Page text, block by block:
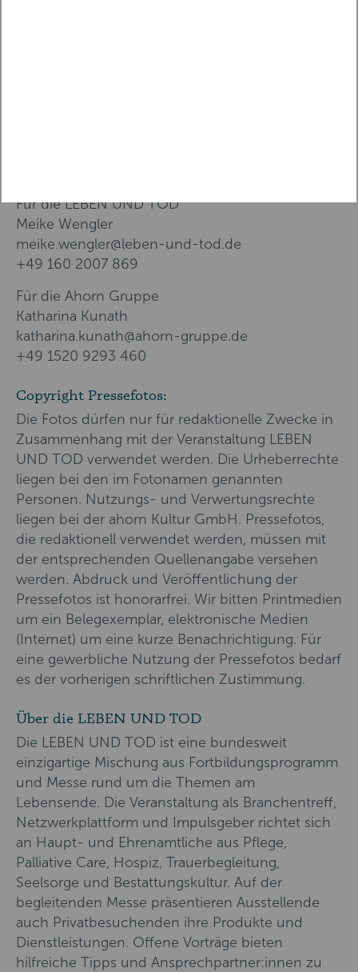
Für die LEBEN UND TOD
Meike Wengler
meike.wengler@leben-und-tod.de
+49 160 2007 869
Für die Ahorn Gruppe
Katharina Kunath
katharina.kunath@ahorn-gruppe.de
+49 1520 9293 460
Copyright Pressefotos:
Die Fotos dürfen nur für redaktionelle Zwecke in
Zusammenhang mit der Veranstaltung LEBEN
UND TOD verwendet werden. Die Urheberrechte
liegen bei den im Fotonamen genannten
Personen. Nutzungs- und Verwertungsrechte
liegen bei der ahorn Kultur GmbH. Pressefotos,
die redaktionell verwendet werden, müssen mit
der entsprechenden Quellenangabe versehen
werden. Abdruck und Veröffentlichung der
Pressefotos ist honorarfrei. Wir bitten Printmedien
um ein Belegexemplar, elektronische Medien
(Internet) um eine kurze Benachrichtigung. Für
eine gewerbliche Nutzung der Pressefotos bedarf
es der vorherigen schriftlichen Zustimmung.
Über die LEBEN UND TOD
Die LEBEN UND TOD ist eine bundesweit
einzigartige Mischung aus Fortbildungsprogramm
und Messe rund um die Themen am
Lebensende. Die Veranstaltung als Branchentreff,
Netzwerkplattform und Impulsgeber richtet sich
an Haupt- und Ehrenamtliche aus Pflege,
Palliative Care, Hospiz, Trauerbegleitung,
Seelsorge und Bestattungskultur. Auf der
begleitenden Messe präsentieren Ausstellende
auch Privatbesuchenden ihre Produkte und
Dienstleistungen. Offene Vorträge bieten
hilfreiche Tipps und Ansprechpartner:innen zu